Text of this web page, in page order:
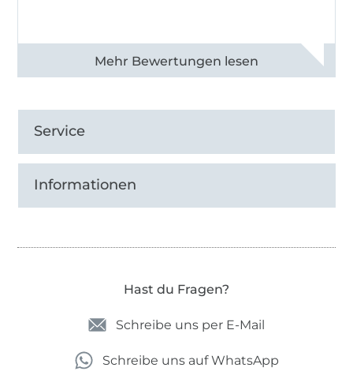
Alle 83013 Bewertungen ansehen
Service
Informationen
Hast du Fragen?
Schreibe uns per E-Mail
Schreibe uns auf WhatsApp